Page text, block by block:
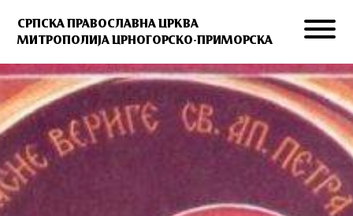
СРПСКА ПРАВОСЛАВНА ЦРКВА
МИТРОПОЛИЈА ЦРНОГОРСКО-ПРИМОРСКА